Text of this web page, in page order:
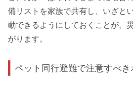
備リストを家族で共有し、いざと
動できるようにしておくことが、
がります。
ペット同行避難で注意すべ